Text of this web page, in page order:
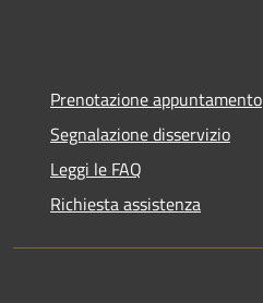
Prenotazione appuntamento
Segnalazione disservizio
Leggi le FAQ
Richiesta assistenza